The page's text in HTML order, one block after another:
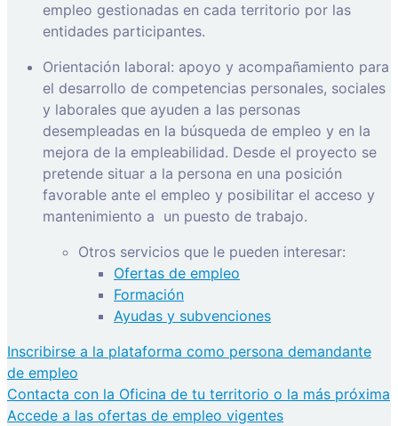
empleo gestionadas en cada territorio por las
entidades participantes.
Orientación laboral: apoyo y acompañamiento para
el desarrollo de competencias personales, sociales
y laborales que ayuden a las personas
desempleadas en la búsqueda de empleo y en la
mejora de la empleabilidad. Desde el proyecto se
pretende situar a la persona en una posición
favorable ante el empleo y posibilitar el acceso y
mantenimiento a un puesto de trabajo.
Otros servicios que le pueden interesar:
Ofertas de empleo
Formación
Ayudas y subvenciones
Inscribirse a la plataforma como persona demandante
de empleo
Contacta con la Oficina de tu territorio o la más próxima
Accede a las ofertas de empleo vigentes